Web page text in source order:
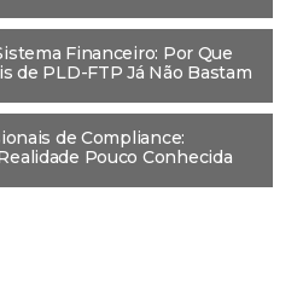
Financeiro: Por Que
de PLD-FTP Já Não Bastam
de Compliance:
Pouco Conhecida